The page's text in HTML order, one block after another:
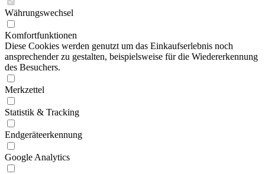
Währungswechsel
Komfortfunktionen
Diese Cookies werden genutzt um das Einkaufserlebnis noch
ansprechender zu gestalten, beispielsweise für die Wiedererkennung
des Besuchers.
Merkzettel
Statistik & Tracking
Endgeräteerkennung
Google Analytics